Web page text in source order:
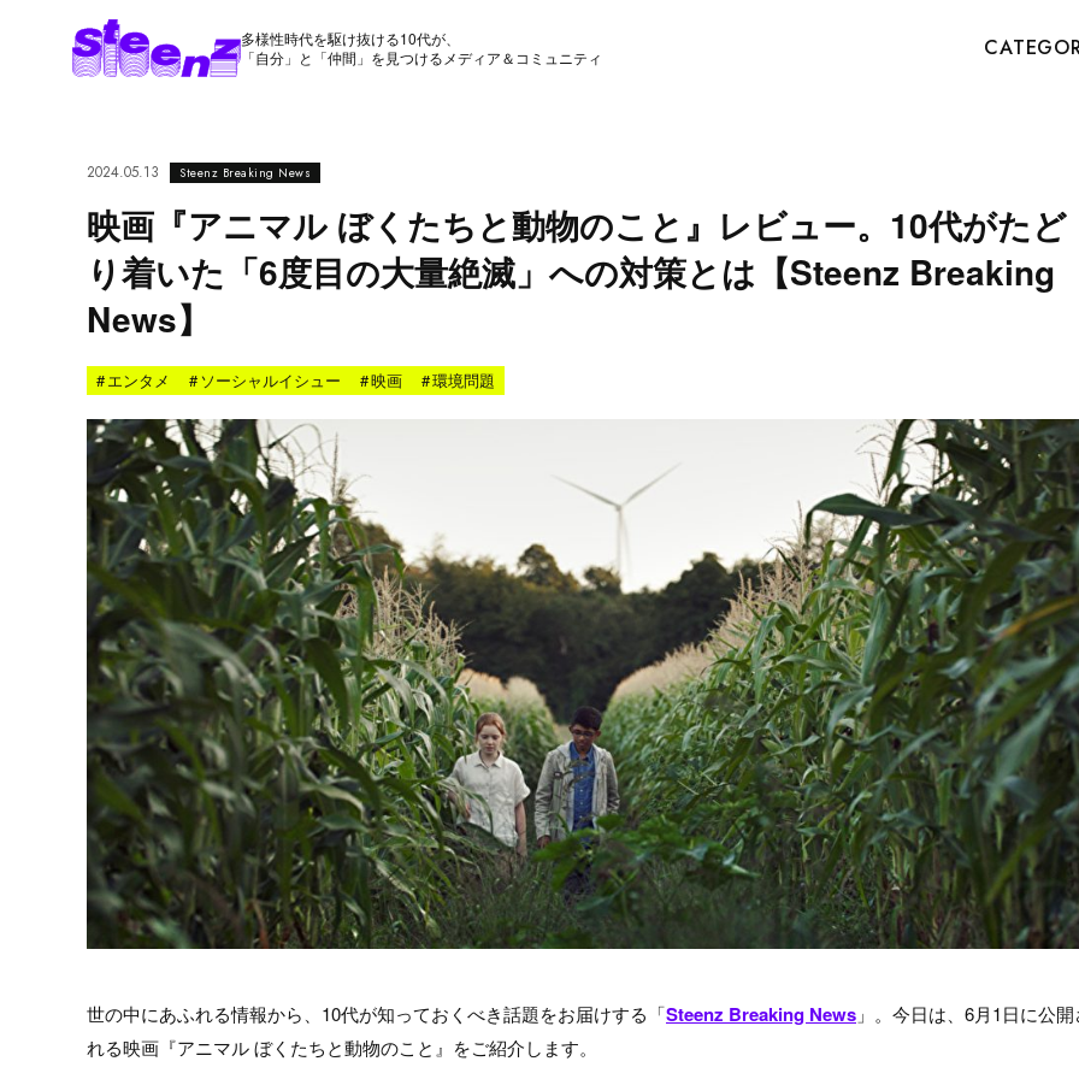
多様性時代を駆け抜ける10代が、
「自分」と「仲間」を見つけるメディア＆コミュニティ
2024.05.13 Steenz Breaking News
映画『アニマル ぼくたちと動物のこと』レビュー。10代がたど
り着いた「6度目の大量絶滅」への対策とは【Steenz Breaking
News】
#エンタメ # ソーシャルイシュー #映画 #環境問題
世の中にあふれる情報から、10代が知っておくべき話題をお届けする「Steenz Breaking News 」。今日は、6月1日に公開
れる映画『アニマル ぼくたちと動物のこと』をご紹介します。